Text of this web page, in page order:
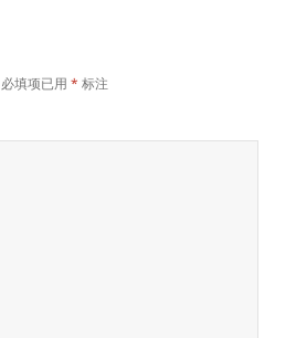
必填项已用* 标注